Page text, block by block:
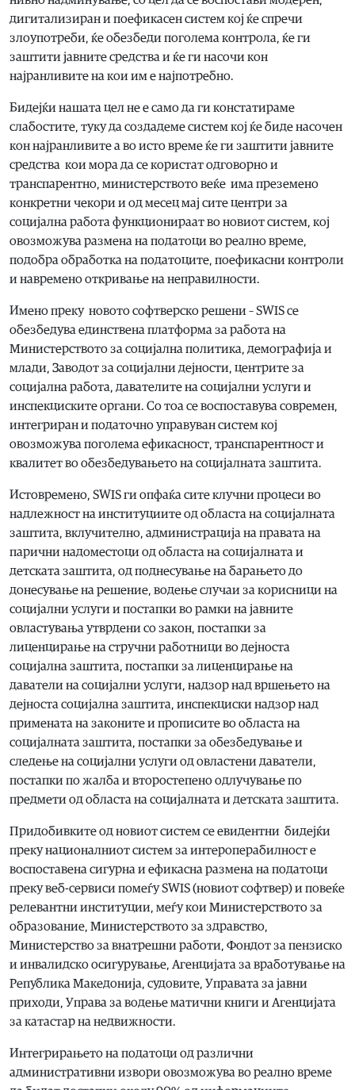
дигитализиран и поефикасен систем кој ќе спречи
злоупотреби, ќе обезбеди поголема контрола, ќе ги
заштити јавните средства и ќе ги насочи кон
најранливите на кои им е најпотребно.
Бидејќи нашата цел не е само да ги констатираме
слабостите, туку да создадеме систем кој ќе биде насочен
кон најранливите а во исто време ќе ги заштити јавните
средства кои мора да се користат одговорно и
транспарентно, министерството веќе има преземено
конкретни чекори и од месец мај сите центри за
социјална работа функционираат во новиот систем, кој
овозможува размена на податоци во реално време,
подобра обработка на податоците, поефикасни контроли
и навремено откривање на неправилности.
Имено преку новото софтверско решени – SWIS се
обезбедува единствена платформа за работа на
Министерството за социјална политика, демографија и
млади, Заводот за социјални дејности, центрите за
социјална работа, давателите на социјални услуги и
инспекциските органи. Со тоа се воспоставува современ,
интегриран и податочно управуван систем кој
овозможува поголема ефикасност, транспарентност и
квалитет во обезбедувањето на социјалната заштита.
Истовремено, SWIS ги опфаќа сите клучни процеси во
надлежност на институциите од областа на социјалната
заштита, вклучително, администрација на правата на
парични надоместоци од областа на социјалната и
детската заштита, од поднесување на барањето до
донесување на решение, водење случаи за корисници на
социјални услуги и постапки во рамки на јавните
овластувања утврдени со закон, постапки за
лиценцирање на стручни работници во дејноста
социјална заштита, постапки за лиценцирање на
даватели на социјални услуги, надзор над вршењето на
дејноста социјална заштита, инспекциски надзор над
примената на законите и прописите во областа на
социјалната заштита, постапки за обезбедување и
следење на социјални услуги од овластени даватели,
постапки по жалба и второстепено одлучување по
предмети од областа на социјалната и детската заштита.
Придобивките од новиот систем се евидентни бидејќи
преку националниот систем за интероперабилност е
воспоставена сигурна и ефикасна размена на податоци
преку веб-сервиси помеѓу SWIS (новиот софтвер) и повеќе
релевантни институции, меѓу кои Министерството за
образование, Министерството за здравство,
Министерство за внатрешни работи, Фондот за пензиско
и инвалидско осигурување, Агенцијата за вработување на
Република Македонија, судовите, Управата за јавни
приходи, Управа за водење матични книги и Агенцијата
за катастар на недвижности.
Интегрирањето на податоци од различни
административни извори овозможува во реално време